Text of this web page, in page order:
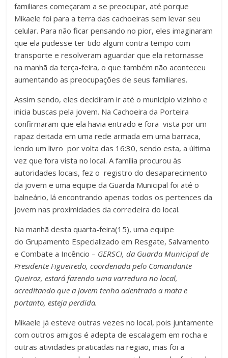
familiares começaram a se preocupar, até porque
Mikaele foi para a terra das cachoeiras sem levar seu
celular. Para não ficar pensando no pior, eles imaginaram
que ela pudesse ter tido algum contra tempo com
transporte e resolveram aguardar que ela retornasse
na manhã da terça-feira, o que também não aconteceu
aumentando as preocupações de seus familiares.
Assim sendo, eles decidiram ir até o município vizinho e
inicia buscas pela jovem. Na Cachoeira da Porteira
confirmaram que ela havia entrado e fora vista por um
rapaz deitada em uma rede armada em uma barraca,
lendo um livro por volta das 16:30, sendo esta, a última
vez que fora vista no local. A família procurou às
autoridades locais, fez o registro do desaparecimento
da jovem e uma equipe da Guarda Municipal foi até o
balneário, lá encontrando apenas todos os pertences da
jovem nas proximidades da corredeira do local.
Na manhã desta quarta-feira(15), uma equipe
do Grupamento Especializado em Resgate, Salvamento
e Combate a Incêncio – GERSCI, da Guarda Municipal de
Presidente Figueiredo, coordenada pelo Comandante
Queiroz, estará fazendo uma varredura no local,
acreditando que a jovem tenha adentrado a mata e
portanto, esteja perdida.
Mikaele já esteve outras vezes no local, pois juntamente
com outros amigos é adepta de escalagem em rocha e
outras atividades praticadas na região, mas foi a